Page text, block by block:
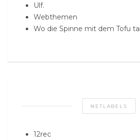
Ulf.
Webthemen
Wo die Spinne mit dem Tofu
NETLABELS
12rec